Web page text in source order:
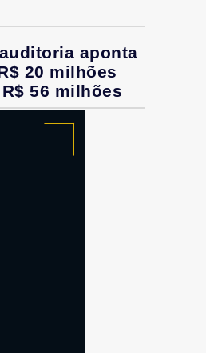
aponta
20 milhões
56 milhões